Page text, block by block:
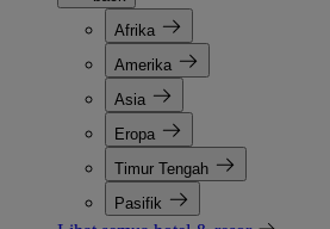
Afrika
Amerika
Asia
Eropa
Timur Tengah
Pasifik